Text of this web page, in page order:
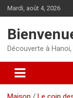
Aller
au
Mardi, août 4, 2026
Découverte à